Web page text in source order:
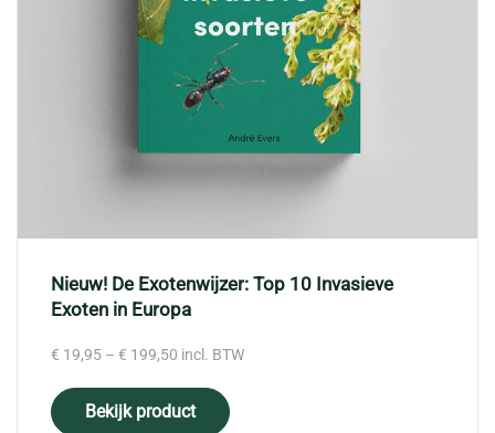
Nieuw! De Exotenwijzer: Top 10 Invasieve
Exoten in Europa
€ 19,95 – € 199,50 Price
€ 19,95
through
incl. BTW
Bekijk product